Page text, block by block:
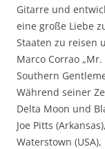
Gitarre und
eine große Liebe
Staaten zu reisen
Marco Corrao
Southern
Während seiner
Delta Moon und
Joe Pitts
Waterstown